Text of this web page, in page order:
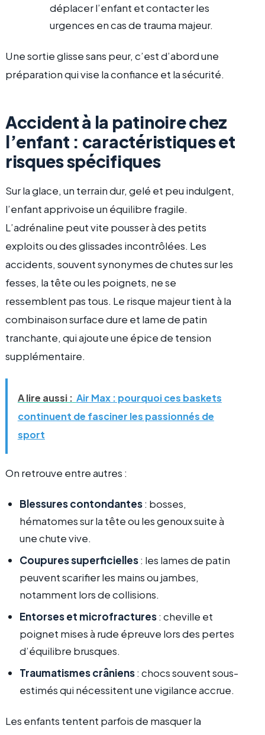
déplacer l’enfant et contacter les
urgences en cas de trauma majeur.
Une sortie glisse sans peur, c’est d’abord une
préparation qui vise la confiance et la sécurité.
Accident à la patinoire chez
l’enfant : caractéristiques et
risques spécifiques
Sur la glace, un terrain dur, gelé et peu indulgent,
l’enfant apprivoise un équilibre fragile.
L’adrénaline peut vite pousser à des petits
exploits ou des glissades incontrôlées. Les
accidents, souvent synonymes de chutes sur les
fesses, la tête ou les poignets, ne se
ressemblent pas tous. Le risque majeur tient à la
combinaison surface dure et lame de patin
tranchante, qui ajoute une épice de tension
supplémentaire.
A lire aussi : Air Max : pourquoi ces baskets
continuent de fasciner les passionnés de
sport
On retrouve entre autres :
Blessures contondantes: bosses,
hématomes sur la tête ou les genoux suite à
une chute vive.
Coupures superficielles: les lames de patin
peuvent scarifier les mains ou jambes,
notamment lors de collisions.
Entorses et microfractures: cheville et
poignet mises à rude épreuve lors des pertes
d’équilibre brusques.
Traumatismes crâniens: chocs souvent sous-
estimés qui nécessitent une vigilance accrue.
Les enfants tentent parfois de masquer la